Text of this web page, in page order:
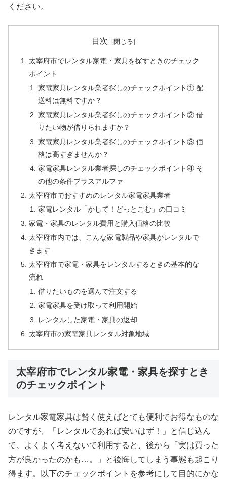
ください。
目次
太宰府市でレンタル家電・家具を探すときのチェック
ポイント
家電家具レンタル業者探しのチェックポイント① 配
送料は無料ですか？
家電家具レンタル業者探しのチェックポイント② 借
りたい物が借りられますか？
家電家具レンタル業者探しのチェックポイント③ 価
格は高すぎませんか？
家電家具レンタル業者探しのチェックポイント④ そ
の他の条件プラスアルファ
太宰府市でおすすめのレンタル家電家具業者
家電レンタル「かして！どっとこむ」の口コミ
家電・家具のレンタル費用と購入価格の比較
太宰府市内では、こんな家電製品や家具がレンタルで
きます
太宰府市で家電・家具をレンタルするときの基本的な
流れ
借りたいものを選んで注文する
家電家具を受け取って利用開始
レンタルした家電・家具の返却
太宰府市の家電家具レンタル対象地域
太宰府市でレンタル家電・家具を探すとき
のチェックポイント
レンタル家電家具は賢く使えばとても便利でお得なものな
のですが、「レンタルであれば安いはず！」と信じ込ん
で、よくよく考えないで利用すると、後から「実は買った
方が良かったのかも…。」と後悔してしまう事態も起こり
得ます。以下のチェックポイントを参考にして目的にかな